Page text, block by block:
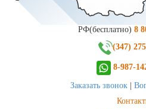
РФ(бесплатно) 8
(347)
8-987-
Заказать звонок